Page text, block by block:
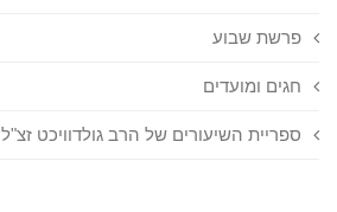
פרשת שבוע
חגים ומועדים
ספריית השיעורים של הרב גולדוויכט זצ"ל